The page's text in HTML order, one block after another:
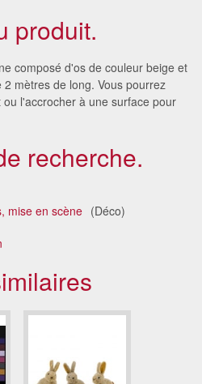
produit.
composé d'os de couleur beige et
mètres de long. Vous pourrez
l'accrocher à une surface pour
recherche.
mise en scène (Déco)